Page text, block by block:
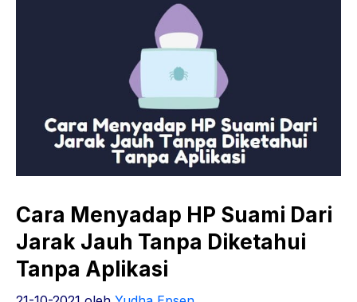
Cara Menyadap HP Suami Dari
Jarak Jauh Tanpa Diketahui
Tanpa Aplikasi